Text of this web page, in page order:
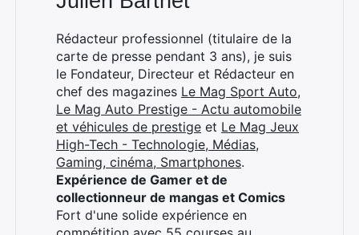
Rédacteur professionnel (titulaire de la
carte de presse pendant 3 ans), je suis
le Fondateur, Directeur et Rédacteur en
chef des magazines Le Mag Sport Auto,
Le Mag Auto Prestige - Actu automobile
et véhicules de prestige et Le Mag Jeux
High-Tech - Technologie, Médias,
Gaming, cinéma, Smartphones.
Expérience de Gamer et de
collectionneur de mangas et Comics
Fort d'une solide expérience en
Rechercher